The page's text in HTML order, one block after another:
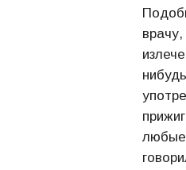
любые